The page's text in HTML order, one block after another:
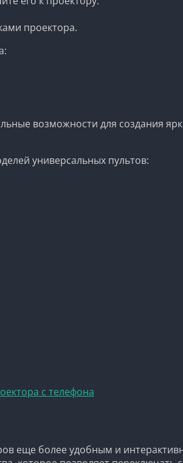
проектора.
возможности для создания
универсальных пультов:
с телефона
еще более удобным и